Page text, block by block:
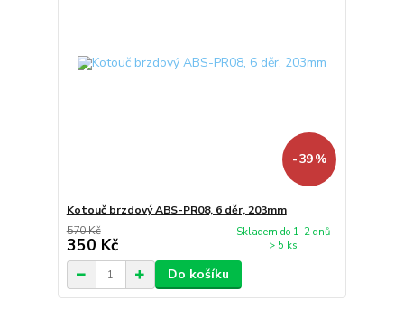
- 39 %
Kotouč brzdový ABS-PR08, 6 děr, 203mm
570 Kč
350 Kč
Skladem do 1-2 dnů
> 5 ks
Do košíku